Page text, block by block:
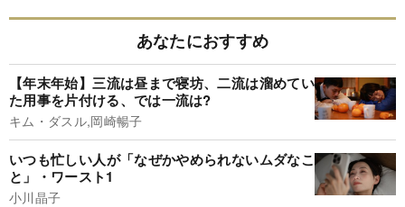
あなたにおすすめ
【年末年始】三流は昼まで寝坊、二流は溜めてい
た用事を片付ける、では一流は?
キム・ダスル,岡崎暢子
いつも忙しい人が「なぜかやめられないムダなこ
と」・ワースト1
小川晶子